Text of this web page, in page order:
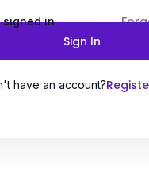
signed in
Sign In
have an account?